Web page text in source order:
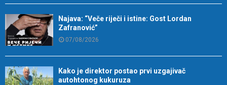
Najava: “Veče riječi i istine: Gost Lordan
Zafranović”
07/08/2026
Kako je direktor postao prvi uzgajivač
autohtonog kukuruza